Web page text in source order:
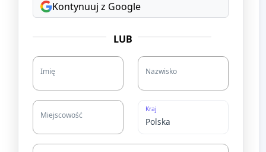
Kontynuuj z Google
LUB
Imię Nazwisko
Miejscowość
Kraj